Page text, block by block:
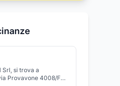
Srl, si trova a
Provavone 4008/F